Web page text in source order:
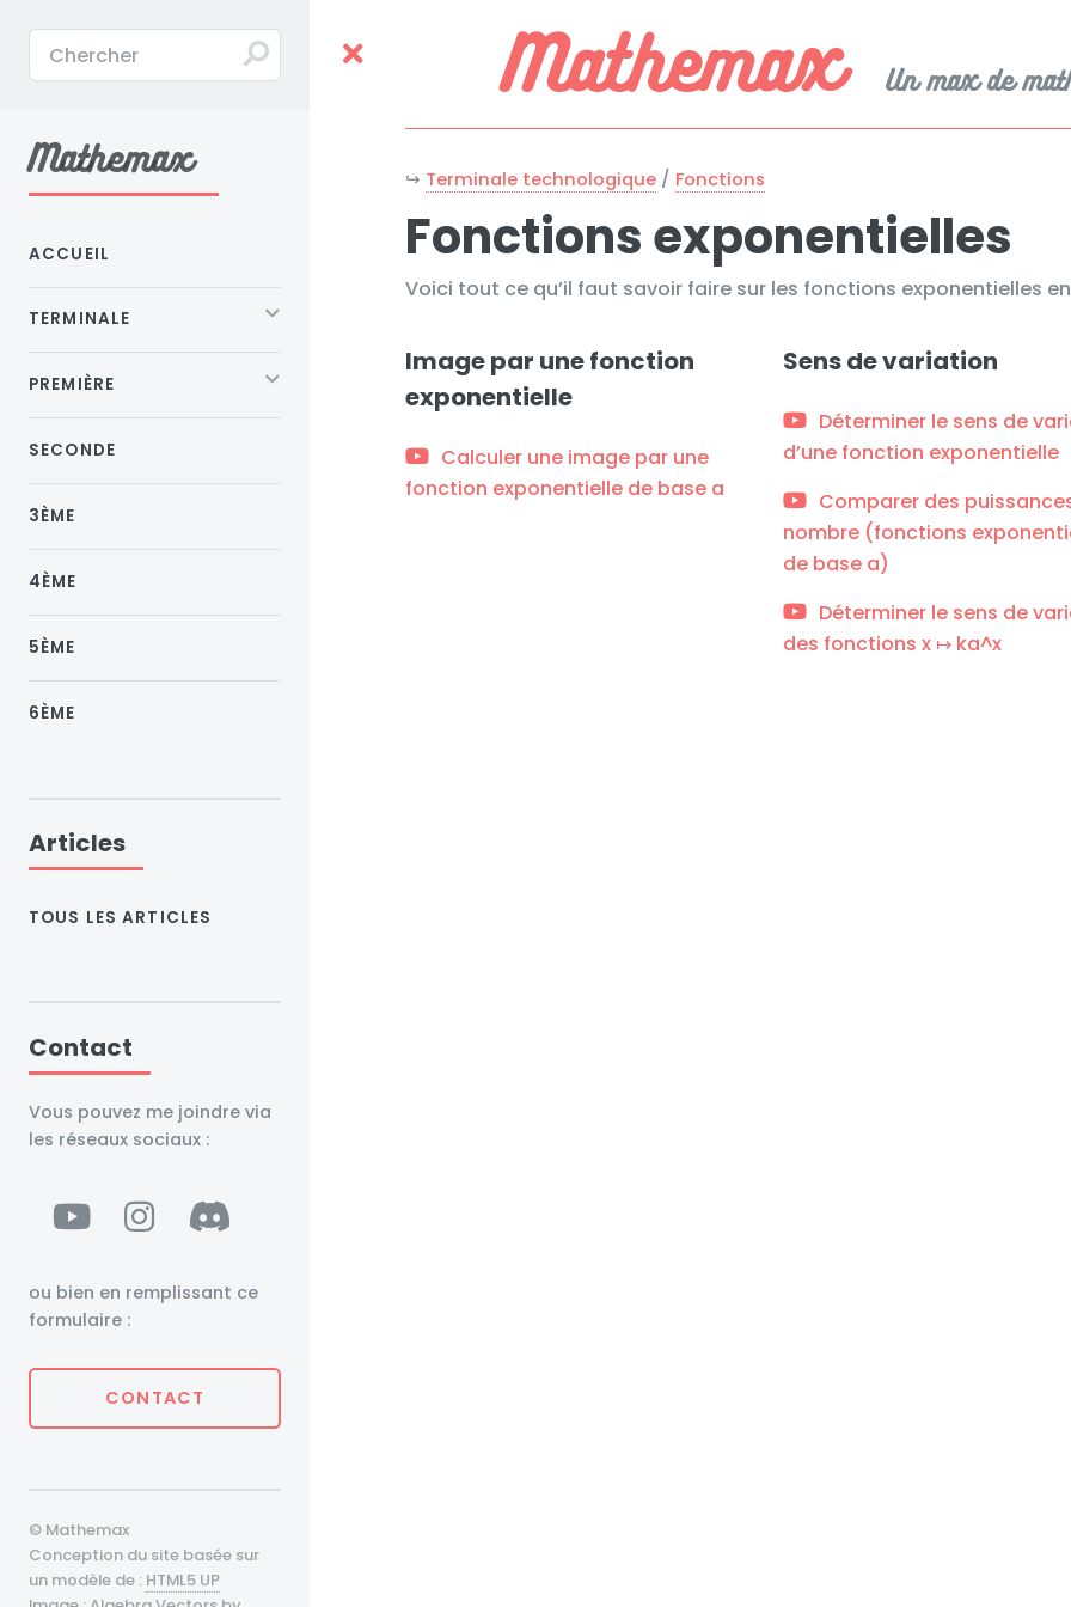
Mathemax Un max de
↪ Terminale technologique / Fonctions
Fonctions exponentielles
Voici tout ce qu’il faut savoir faire sur les fonctions exponentielles
Image par une fonction
exponentielle
Calculer une image par une
fonction exponentielle de base a
Sens de variation
Déterminer le sens de
d’une fonction exponentielle
Comparer des
nombre (fonctions
de base a)
Déterminer le sens de
des fonctions x ↦ ka^x
Mathemax
ACCUEIL
TERMINALE
PREMIÈRE
SECONDE
3ÈME
4ÈME
5ÈME
6ÈME
Articles
TOUS LES ARTICLES
Contact
Vous pouvez me joindre via
les réseaux sociaux :
ou bien en remplissant ce
formulaire :
CONTACT
© Mathemax
Conception du site basée sur
un modèle de : HTML5 UP